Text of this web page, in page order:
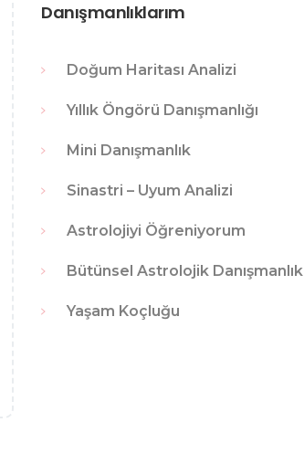
Danışmanlıklarım
Doğum Haritası Analizi
Yıllık Öngörü Danışmanlığı
Mini Danışmanlık
Sinastri – Uyum Analizi
Astrolojiyi Öğreniyorum
Bütünsel Astrolojik Danışmanlık
Yaşam Koçluğu